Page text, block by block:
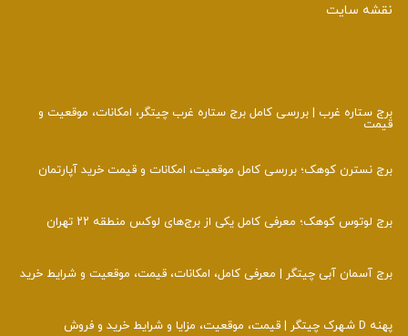
نقشه سایت
برج ستاره غرب | بررسی کامل برج ستاره غرب چیتگر، امکانات، موقعیت و
قیمت
برج نسترن کوهک؛ بررسی کامل موقعیت، امکانات و قیمت خرید آپارتمان
برج لوتوس کوهک؛ معرفی کامل یکی از برج‌های لوکس منطقه ۲۲ تهران
برج آسمان آبی چیتگر | معرفی کامل، امکانات، قیمت، موقعیت و شرایط خرید
پهنه D شهرک چیتگر | قیمت، موقعیت، مزایا و شرایط خرید و فروش